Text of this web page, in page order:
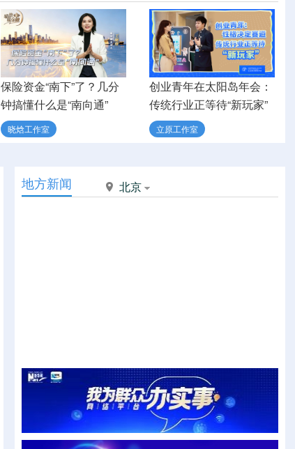
保险资金“南下”了？几分
钟搞懂什么是“南向通”
晓焓工作室
创业青年在太阳岛年会：
传统行业正等待“新玩家”
立原工作室
地方新闻 北京